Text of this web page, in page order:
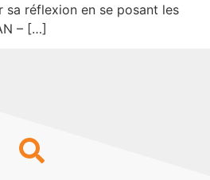
réflexion en se posant les
– […]